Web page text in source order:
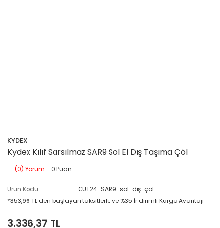
KYDEX
Kydex Kılıf Sarsılmaz SAR9 Sol El Dış Taşıma Çöl
(0) Yorum - 0 Puan
Ürün Kodu
OUT24-SAR9-sol-dış-çöl
*353,96 TL den başlayan taksitlerle ve %35 İndirimli Kargo Avantajı
3.336,37 TL